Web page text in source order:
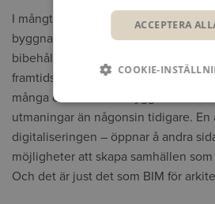
I mångt och mycket handlar
byggnader vi designar idag måste
bibehålla sitt värde i minst 100 år
framtidsperspektivet en viktig del av
många områden står
utmaningar än någonsin tidigare. En
digitaliseringen – öppnar å andra
möjligheter att skapa samhällen
Och det är just det som BIM för
ACCEPTERA
COOKIE-